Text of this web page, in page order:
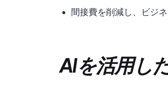
間接費を削減し、ビジ
AIを活用し